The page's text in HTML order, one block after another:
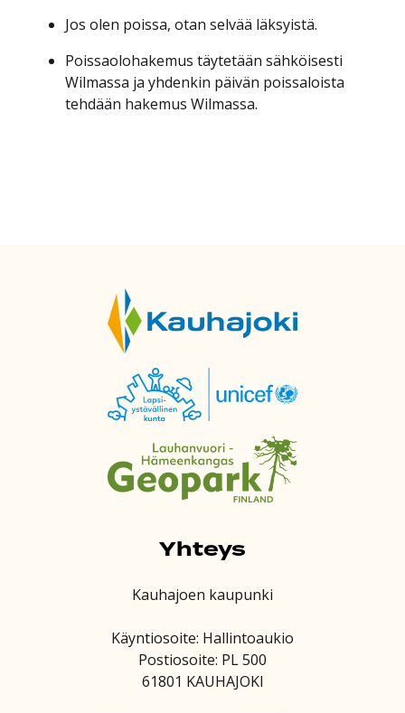
Jos olen poissa, otan selvää läksyistä.
Poissaolohakemus täytetään sähköisesti
Wilmassa ja yhdenkin päivän poissaloista
tehdään hakemus Wilmassa.
Yhteys
Kauhajoen kaupunki
Käyntiosoite: Hallintoaukio
Postiosoite: PL 500
61801 KAUHAJOKI